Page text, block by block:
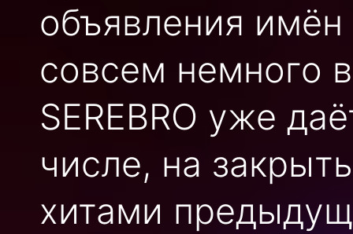
объявления
совсем немного
SEREBRO уже
числе, на
хитами